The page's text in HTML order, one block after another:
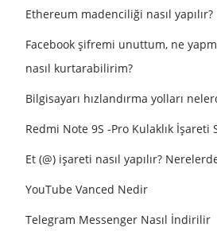
Ethereum madenciliği nasıl yapılır?
Facebook şifremi unuttum, ne
nasıl kurtarabilirim?
Bilgisayarı hızlandırma yolları
Redmi Note 9S -Pro Kulaklık İşareti
Et (@) işareti nasıl yapılır?
YouTube Vanced Nedir
Telegram Messenger Nasıl İndirilir